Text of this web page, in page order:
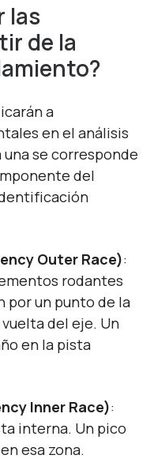
las
de la
a
en el análisis
se corresponde
del
Outer Race):
rodantes
por un punto de la
del eje. Un
en la pista
Inner Race):
interna. Un pico
esa zona.